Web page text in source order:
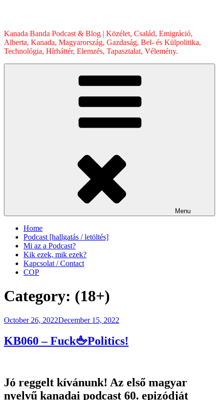
Kanada Banda Podcast & Blog | Közélet, Család, Emigráció,
Alberta, Kanada, Magyarország, Gazdaság, Bel- és Külpolitika,
Technológia, Hírháttér, Elemzés, Tapasztalat, Vélemény.
Menu
Home
Podcast [hallgatás / letöltés]
Mi az a Podcast?
Kik ezek, mik ezek?
Kapcsolat / Contact
COP
Category: (18+)
Posted
October 26, 2022December 15, 2022
KB060 – Fuck🖕Politics!
Jó reggelt kívánunk! Az első magyar
nyelvű kanadai podcast 60. epizódját